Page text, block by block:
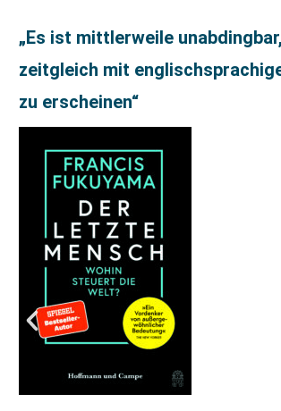
„Es ist mittlerweile
zeitgleich mit
zu erscheinen“